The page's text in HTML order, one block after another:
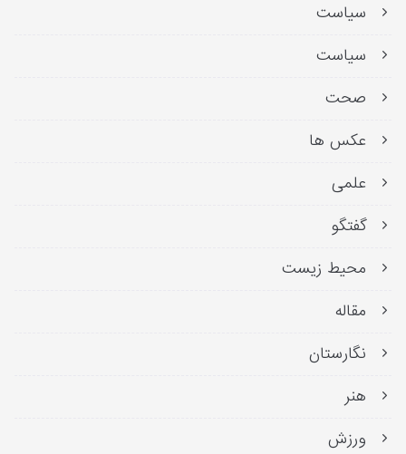
سیاست
سیاست
صحت
عکس ها
علمی
گفتگو
محیط زیست
مقاله
نگارستان
هنر
ورزش